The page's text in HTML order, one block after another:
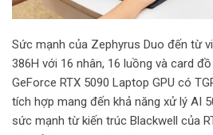
Sức mạnh của Zephyrus Duo đến từ
386H với 16 nhân, 16 luồng và card
GeForce RTX 5090 Laptop GPU có
tích hợp mang đến khả năng xử lý AI
sức mạnh từ kiến trúc Blackwell của